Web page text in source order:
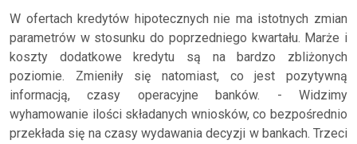
W ofertach kredytów hipotecznych nie ma istotnych zmian
parametrów w stosunku do poprzedniego kwartału. Marże i
koszty dodatkowe kredytu są na bardzo zbliżonych
poziomie. Zmieniły się natomiast, co jest pozytywną
informacją, czasy operacyjne banków. - Widzimy
wyhamowanie ilości składanych wniosków, co bezpośrednio
przekłada się na czasy wydawania decyzji w bankach. Trzeci